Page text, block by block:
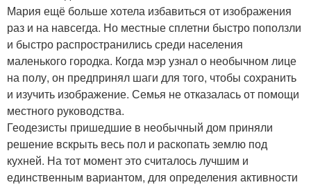
Мария ещё больше хотела избавиться от изображения
раз и на навсегда. Но местные сплетни быстро поползли
и быстро распространились среди населения
маленького городка. Когда мэр узнал о необычном лице
на полу, он предпринял шаги для того, чтобы сохранить
и изучить изображение. Семья не отказалась от помощи
местного руководства.
Геодезисты пришедшие в необычный дом приняли
решение вскрыть весь пол и раскопать землю под
кухней. На тот момент это считалось лучшим и
единственным вариантом, для определения активности